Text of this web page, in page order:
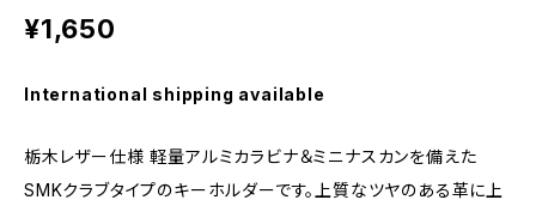
¥1,650
International shipping available
栃木レザー仕様 軽量アルミカラビナ＆ミニナスカンを備えた
SMKクラブタイプのキーホルダーです。上質なツヤのある革に上